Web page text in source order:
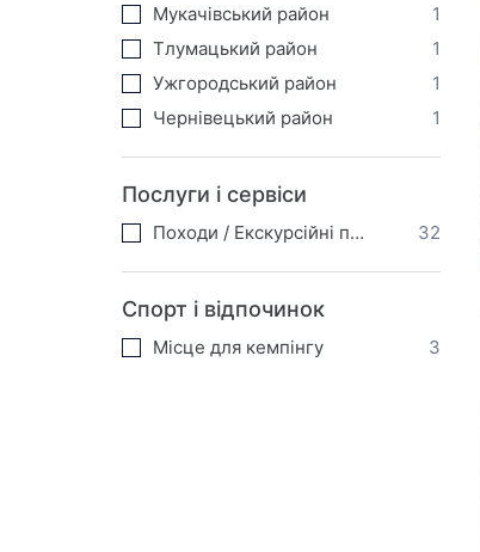
Мукачівський район
1
Тлумацький район
1
Ужгородський район
1
Чернівецький район
1
Послуги і сервіси
Походи / Екскурсійні послуги 32
Спорт і відпочинок
Місце для кемпінгу 3